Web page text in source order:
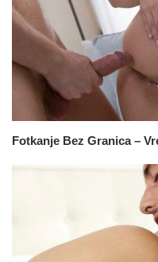
Fotkanje Bez Granica –